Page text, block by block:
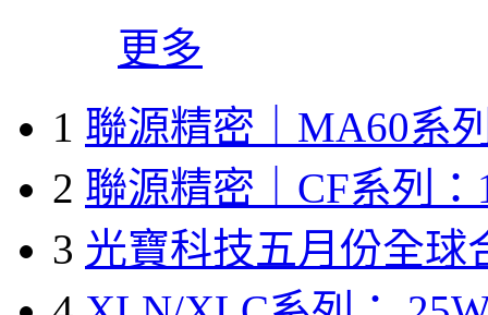
更多
1 聯源精密｜MA60系
2 聯源精密｜CF系列：
3 光寶科技五月份全球